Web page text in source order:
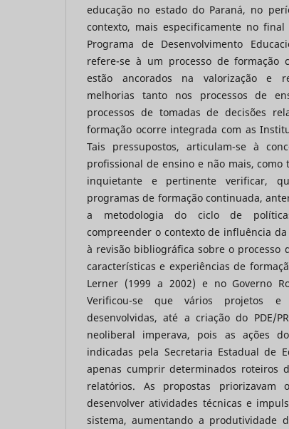
educação no estado do Paraná, no
contexto, mais especificamente no
Programa de Desenvolvimento
refere-se à um processo de formação
estão ancorados na valorização e
melhorias tanto nos processos de
processos de tomadas de decisões
formação ocorre integrada com as
Tais pressupostos, articulam-se à
profissional de ensino e não mais, como
inquietante e pertinente verificar,
programas de formação continuada,
a metodologia do ciclo de
compreender o contexto de influência da
à revisão bibliográfica sobre o processo
características e experiências de
Lerner (1999 a 2002) e no Governo
Verificou-se que vários projetos e
desenvolvidas, até a criação do PDE/
neoliberal imperava, pois as ações
indicadas pela Secretaria Estadual de
apenas cumprir determinados roteiros
relatórios. As propostas priorizavam
desenvolver atividades técnicas e
sistema, aumentando a produtividade